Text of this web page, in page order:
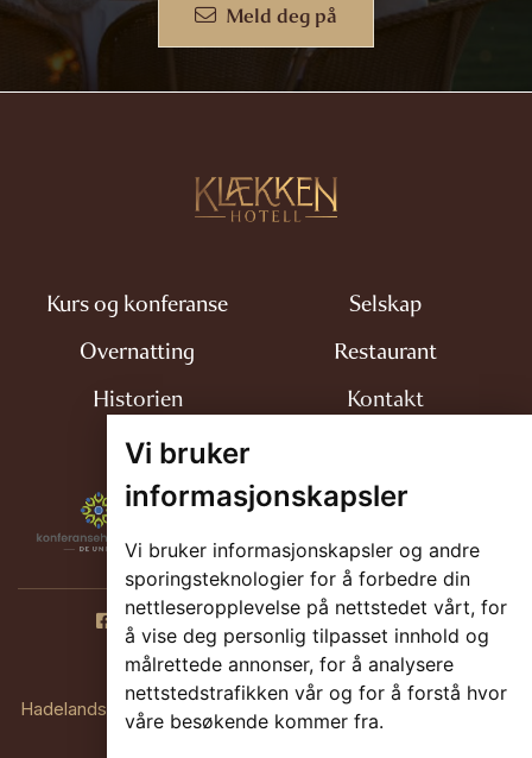
Vi bruker
informasjonskapsler
Vi bruker informasjonskapsler og andre
sporingsteknologier for å forbedre din
nettleseropplevelse på nettstedet vårt, for
å vise deg personlig tilpasset innhold og
målrettede annonser, for å analysere
nettstedstrafikken vår og for å forstå hvor
våre besøkende kommer fra.
Meld deg på
Kurs og konferanse
Selskap
Overnatting
Restaurant
Historien
Kontakt
Facebook Instagram
Tripadvisor
+47 32 14 00 00
salg@klaekken.no
Hadelandsveien 386, 3514 Hønefoss
Personvernerklæring